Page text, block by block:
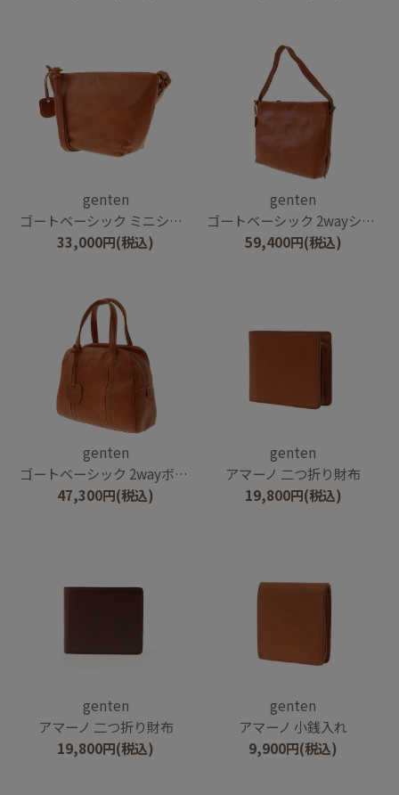
genten
ゴートベーシック ミニショルダー
33,000円(税込)
genten
ゴートベーシック 2wayショルダーバッグ
59,400円(税込)
genten
ゴートベーシック 2wayボストンバッグ
47,300円(税込)
genten
アマーノ 二つ折り財布
19,800円(税込)
genten
アマーノ 二つ折り財布
19,800円(税込)
genten
アマーノ 小銭入れ
9,900円(税込)